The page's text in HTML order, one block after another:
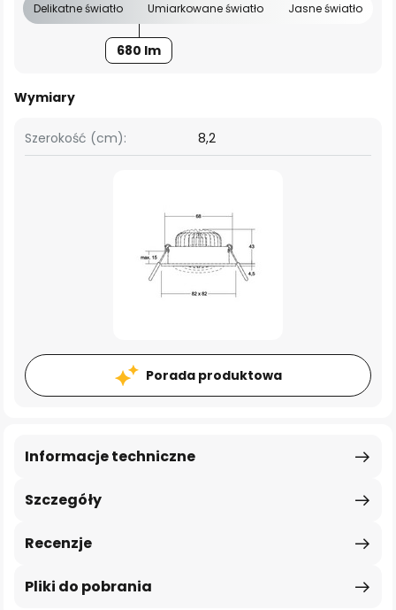
Delikatne światło Umiarkowane światło Jasne światło
680 lm
Wymiary
Szerokość (cm): 8,2
Porada produktowa
Szczegóły
Informacje techniczne
Recenzje
Pliki do pobrania